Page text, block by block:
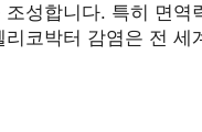
성합니다. 특히 면역
코박터 감염은 전 세